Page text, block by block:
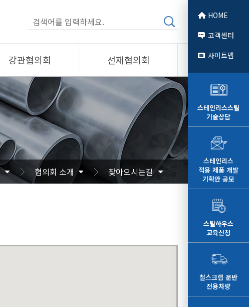
강관협의회
제품 소개
회원사
협의회 소개
공지/자료
기술자문
사진/영상
선재협의회
제품소개
회원사
선재협의회
알림/자료
사진/영상
협의회 소개 찾아오시는길
HOME
고객센터
사이트맵
스테인리스스틸
기술상담
스테인리스
적용 제품 개발
기획안 공모
스틸하우스
교육신청
철스크랩 운반
전용차량